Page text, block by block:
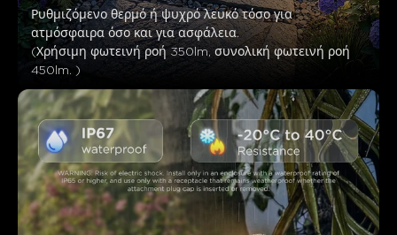
Ρυθμιζόμενο θερμό ή ψυχρό λευκό τόσο για
ατμόσφαιρα όσο και για ασφάλεια.
(Χρήσιμη φωτεινή ροή 350lm, συνολική φωτεινή ροή
450lm. )